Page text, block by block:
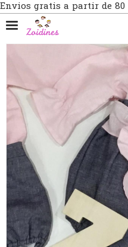
Envios gratis a partir de 80